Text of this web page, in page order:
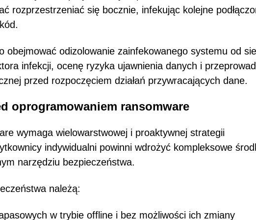
rozprzestrzeniać się bocznie, infekując kolejne
obejmować odizolowanie zainfekowanego systemu od
infekcji, ocenę ryzyka ujawnienia danych i
przed rozpoczęciem działań przywracających dane.
oprogramowaniem ransomware
wymaga wielowarstwowej i proaktywnej strategii
indywidualni powinni wdrożyć kompleksowe
narzędziu bezpieczeństwa.
należą:
w trybie offline i bez możliwości ich zmiany